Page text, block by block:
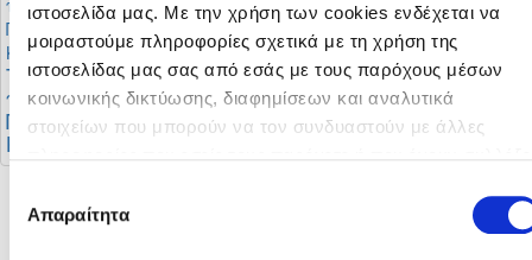
ιστοσελίδα μας. Με την χρήση των cookies ενδέχεται να
μοιραστούμε πληροφορίες σχετικά με τη χρήση της
ιστοσελίδας μας σας από εσάς με τους παρόχους μέσων
κοινωνικής δικτύωσης, διαφημίσεων και αναλυτικά
στοιχείων που μπορούν να τον συνδυαστούν με άλλες
μάθετε περισσότερα σχετικά με την χρήση των Cookies
εδώ
συγκατάθεσης
Απαραίτητα
Το πρόγραμμα της
πρώτης φάσης του
Πρωταθλήματος Β’
Κατηγορίας
Προκήρυξη
Πρωταθλήματων
Γυναικών 2026 - 2027